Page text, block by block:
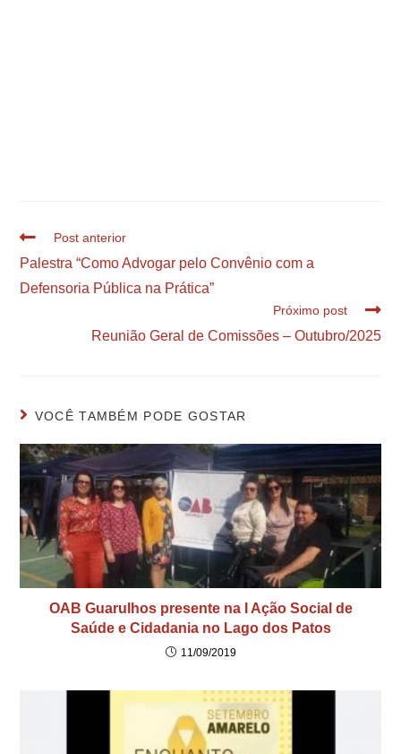
Post anterior
Palestra “Como Advogar pelo Convênio com a
Defensoria Pública na Prática”
Próximo post
Reunião Geral de Comissões – Outubro/2025
VOCÊ TAMBÉM PODE GOSTAR
OAB Guarulhos presente na I Ação Social de
Saúde e Cidadania no Lago dos Patos
11/09/2019